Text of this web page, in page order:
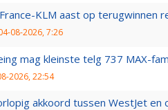
KLM aast op terugwinnen
08-2026, 7:26
mag kleinste telg 737 MAX-
2026, 22:54
akkoord tussen WestJet en